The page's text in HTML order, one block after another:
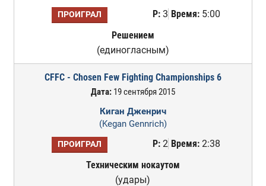
ПРОИГРАЛ Р:3 Время:5:00
Решением
(единогласным)
CFFC - Chosen Few Fighting Championships 6
Дата:19 сентября 2015
Киган Дженрич
(Kegan Gennrich)
ПРОИГРАЛ Р:2 Время:2:38
Техническим нокаутом
(удары)